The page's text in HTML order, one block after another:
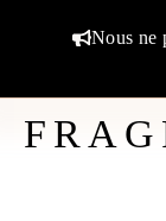
Nous ne